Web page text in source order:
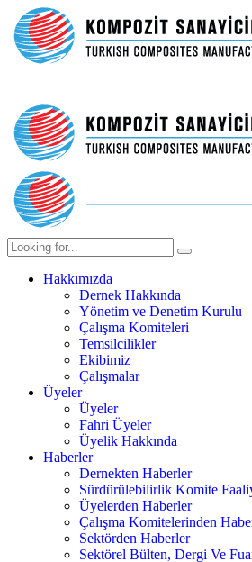
Hakkımızda
Dernek Hakkında
Yönetim ve Denetim Kurulu
Çalışma Komiteleri
Temsilcilikler
Ekibimiz
Çalışmalar
Üyeler
Üyeler
Fahri Üyeler
Üyelik Hakkında
Haberler
Dernekten Haberler
Sürdürülebilirlik Komite
Üyelerden Haberler
Çalışma Komitelerinden
Sektörden Haberler
Sektörel Bülten, Dergi Ve